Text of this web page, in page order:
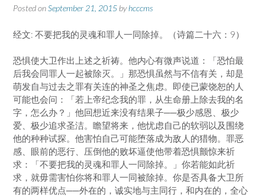
Posted onSeptember 21, 2015 byhcccms
经文: 不要把我的灵魂和罪人一同除掉。（诗篇二十六：9）
恐惧使大卫作出上述之祈祷。他内心有微声说道：「恐怕最
后我会同罪人一起被除灭。」那恐惧虽然与不信有关，却是
萌发自与过去之罪有关连的神圣之焦虑。即使已蒙饶恕的人
可能也会问：「若上帝纪念我的罪，从生命册上除去我的名
字，怎么办？」他回想近来没有结果子──极少感恩、极少
爱、极少追求圣洁。瞻望将来，他忧虑自己的软弱以及围绕
他的种种试探。他害怕自己可能堕落成为敌人的猎物。罪恶
感、眼前的恶行、压倒他的败坏逼使他带着恐惧颤惊来祈
求：「不要把我的灵魂和罪人一同除掉。」你若能如此祈
求，就毋需害怕你将和罪人一同被除掉。你是否具备大卫所
有的两样优点──外在的，诚实地与主同行，和内在的，全心